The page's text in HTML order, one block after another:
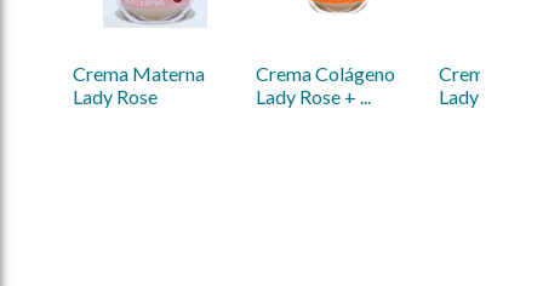
Crema Materna
Lady Rose
Crema Colágeno
Lady Rose + ...
Crema
Lady Rose-